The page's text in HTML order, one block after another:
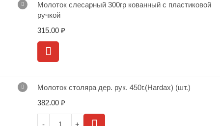
Молоток слесарный 300гр кованный с пластиковой
ручкой
315.00 ₽
Молоток столяра дер. рук. 450г.(Hardax) (шт.)
382.00 ₽